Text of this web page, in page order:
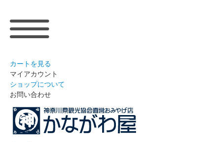
カートを見る
マイアカウント
ショップについて
お問い合わせ